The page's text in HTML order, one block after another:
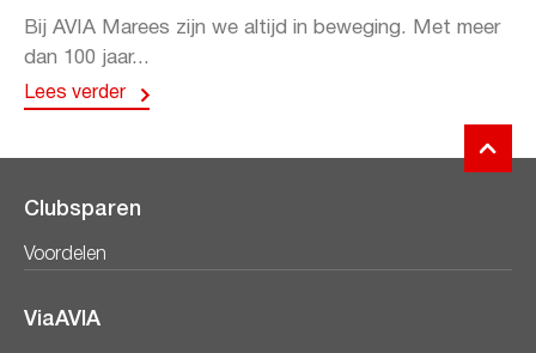
Bij AVIA Marees zijn we altijd in beweging. Met meer
dan 100 jaar...
Lees verder
Clubsparen
Voordelen
ViaAVIA